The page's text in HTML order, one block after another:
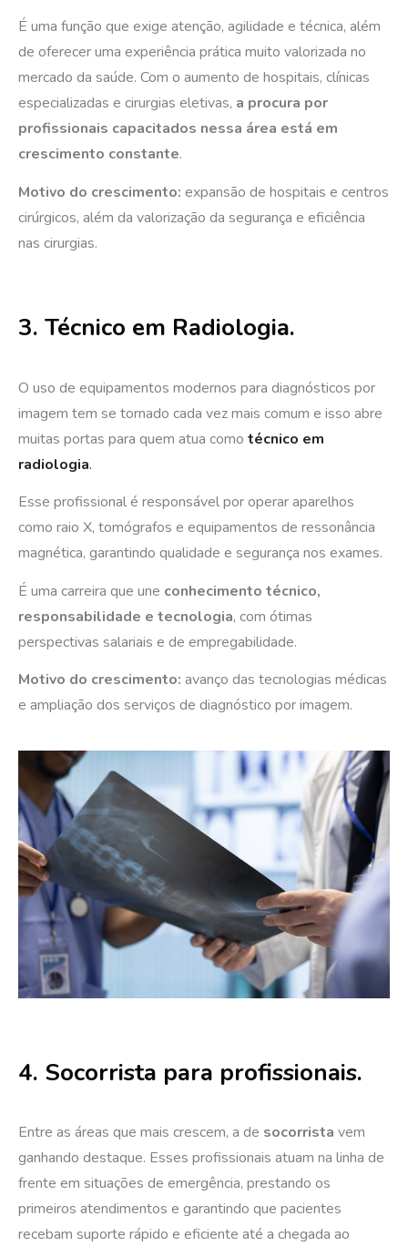
É uma função que exige atenção, agilidade e técnica, além
de oferecer uma experiência prática muito valorizada no
mercado da saúde. Com o aumento de hospitais, clínicas
especializadas e cirurgias eletivas, a procura por
profissionais capacitados nessa área está em
crescimento constante.
Motivo do crescimento: expansão de hospitais e centros
cirúrgicos, além da valorização da segurança e eficiência
nas cirurgias.
3. Técnico em Radiologia.
O uso de equipamentos modernos para diagnósticos por
imagem tem se tornado cada vez mais comum e isso abre
muitas portas para quem atua como técnico em
radiologia.
Esse profissional é responsável por operar aparelhos
como raio X, tomógrafos e equipamentos de ressonância
magnética, garantindo qualidade e segurança nos exames.
É uma carreira que une conhecimento técnico,
responsabilidade e tecnologia, com ótimas
perspectivas salariais e de empregabilidade.
Motivo do crescimento: avanço das tecnologias médicas
e ampliação dos serviços de diagnóstico por imagem.
4. Socorrista para profissionais.
Entre as áreas que mais crescem, a de socorrista vem
ganhando destaque. Esses profissionais atuam na linha de
frente em situações de emergência, prestando os
primeiros atendimentos e garantindo que pacientes
recebam suporte rápido e eficiente até a chegada ao